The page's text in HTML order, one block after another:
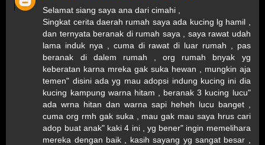
Selamat siang saya ana dari cimahi ,
Singkat cerita daerah rumah saya ada kucing lg hamil ,
dan ternyata beranak di rumah saya , saya rawat udah
lama induk nya , cuma di rawat di luar rumah , pas
beranak di dalem rumah , org rumah bnyak yg
keberatan karna mreka gak suka hewan , mungkin aja
temen" disini ada yg mau adopsi indung kucing ini dia
kucing kampung warna hitam , beranak 3 kucing lucu"
ada wrna hitan dan warna sapi heheh lucu banget ,
cuma org rmh gak suka , mau gak mau saya hrus cari
adop buat anak" kaki 4 ini , yg bener" ingin memelihara
mereka dengan baik , kasih sayang yg sangat besar ,